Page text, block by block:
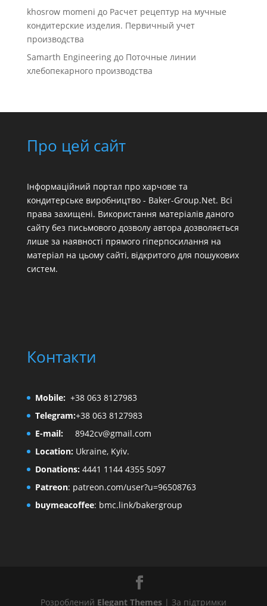
khosrow momeni до Расчет рецептур на мучные
кондитерские изделия. Первичный учет
производства
Samarth Engineeringдо Поточные линии
хлебопекарного производства
Про цей сайт
Інформаційний портал про харчове та
кондитерське виробництво - Baker-Group.Net. Всі
права захищені. Використання матеріалів даного
сайту без письмового дозволу автора дозволяється
лише за наявності прямого гіперпосилання на
матеріал на цьому сайті, відкритого для пошукових
систем.
Контакти
Mobile: +38 063 8127983
Telegram:+38 063 8127983
E-mail:
8942cv@gmail.com
Location:Ukraine, Kyiv.
Donations:4441 1144 4355 5097
Patreon: patreon.com/user?u=96508763
buymeacoffee: bmc.link/bakergroup
Розроблений Elegant Themes| За підтримки